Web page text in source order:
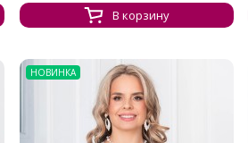
В корзину
НОВИНКА